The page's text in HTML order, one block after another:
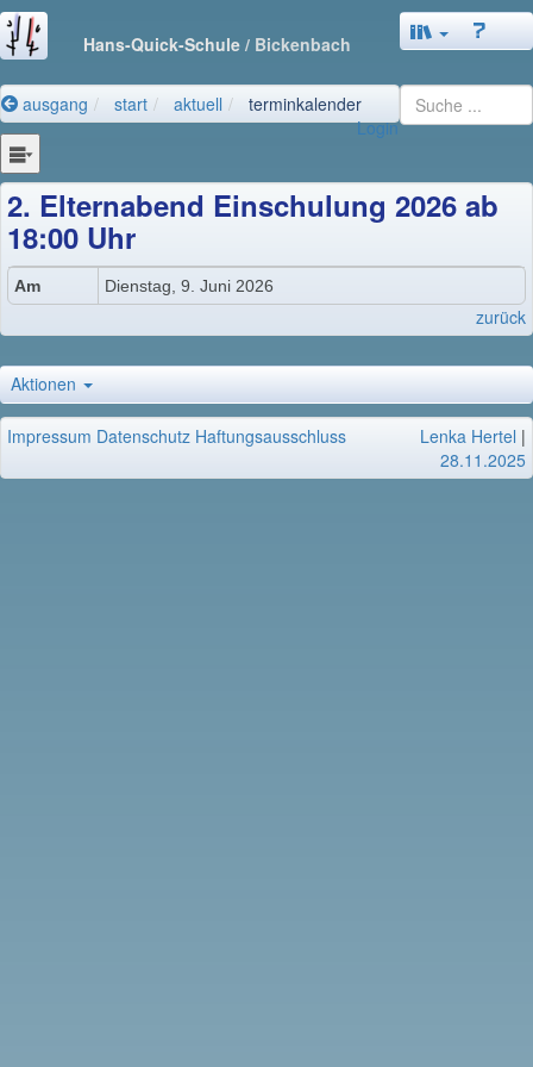
Hans-Quick-Schule / Bickenbach
ausgang start aktuell
terminkalender
Login
2. Elternabend Einschulung 2026 ab
18:00 Uhr
Am Dienstag, 9. Juni 2026
zurück
Aktionen
Impressum Datenschutz Haftungsausschluss Lenka Hertel |
28.11.2025